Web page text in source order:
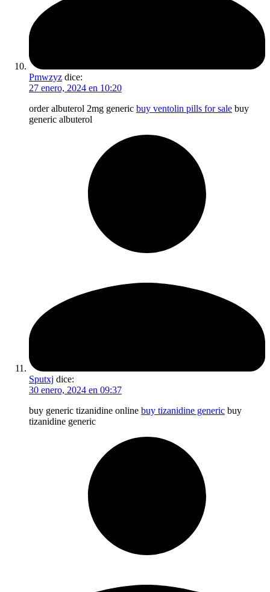
Pmwzyz dice:
27 enero, 2024 en 10:20
order albuterol 2mg generic buy ventolin pills for sale buy
generic albuterol
Sputxj dice:
30 enero, 2024 en 09:37
buy generic tizanidine online buy tizanidine generic buy
tizanidine generic